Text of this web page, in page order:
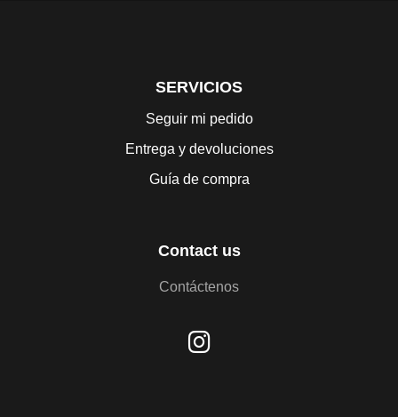
SERVICIOS
Seguir mi pedido
Entrega y devoluciones
Guía de compra
Contact us
Contáctenos